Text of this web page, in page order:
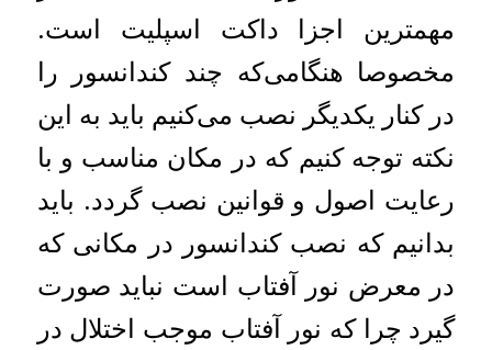
مهمترین اجزا داکت اسپلیت است.
مخصوصا هنگامی‌که چند کندانسور را
در کنار یکدیگر نصب می‌کنیم باید به این
نکته توجه کنیم که در مکان مناسب و با
رعایت اصول و قوانین نصب گردد. باید
بدانیم که نصب کندانسور در مکانی که
در معرض نور آفتاب است نباید صورت
گیرد چرا که نور آفتاب موجب اختلال در